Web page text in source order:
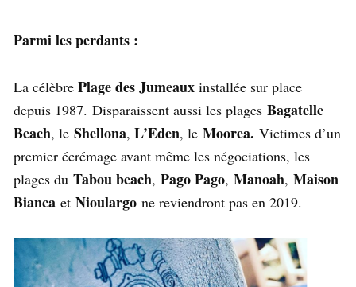
Parmi les perdants :
La célèbre Plage des Jumeaux installée sur place
depuis 1987. Disparaissent aussi les plages Bagatelle
Beach, le Shellona, L’Eden, le Moorea. Victimes d’un
premier écrémage avant même les négociations, les
plages du Tabou beach, Pago Pago, Manoah, Maison
Bianca et Nioulargo ne reviendront pas en 2019.